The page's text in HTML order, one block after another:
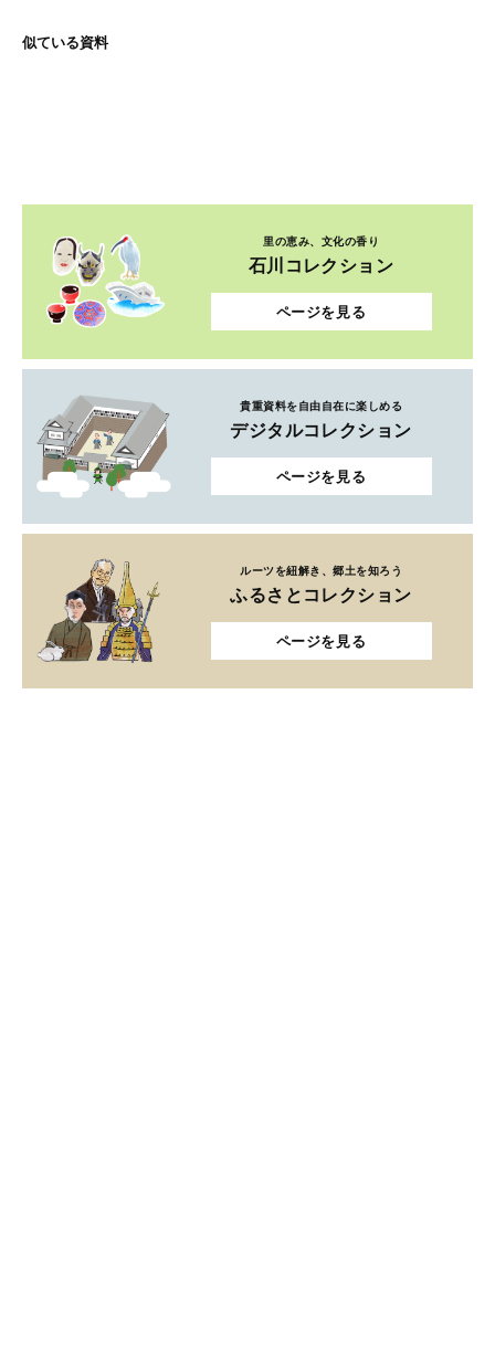
似ている資料
里の恵み、文化の香り
石川コレクション
ページを見る
貴重資料を自由自在に楽しめる
デジタルコレクション
ページを見る
ルーツを紐解き、郷土を知ろう
ふるさとコレクション
ページを見る